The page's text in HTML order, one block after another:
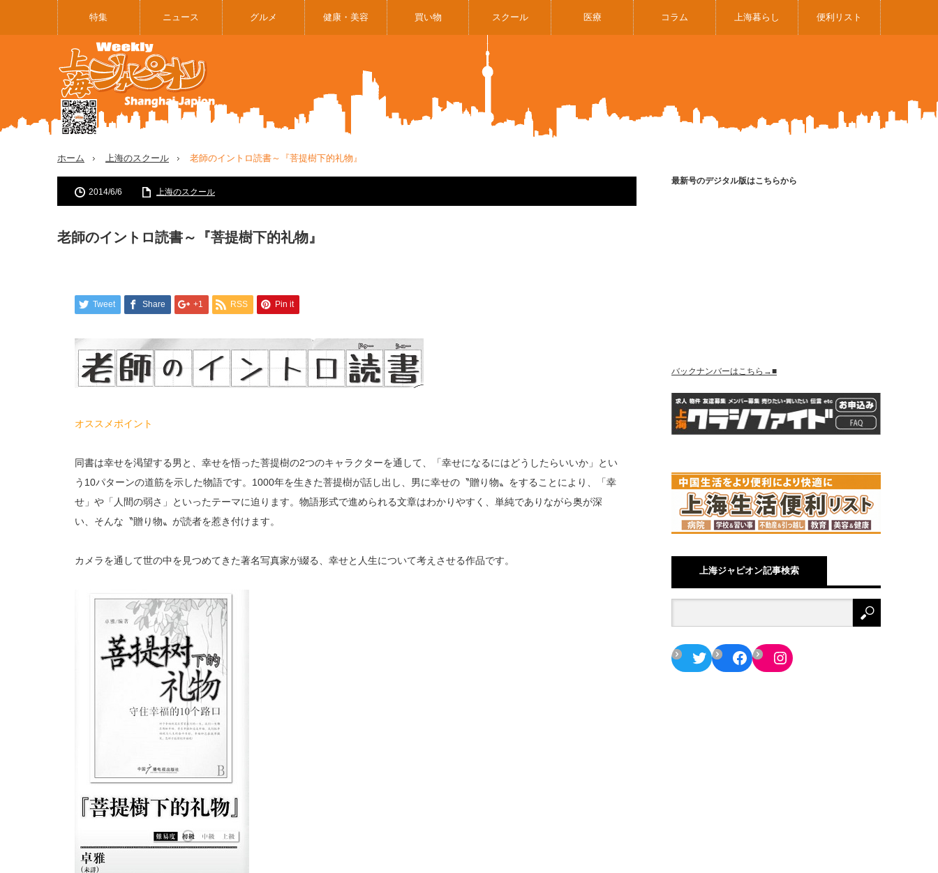
特集 ニュース グルメ 健康・美容 買い物 スクール 医療 コラム 上海暮らし 便利リスト
ホーム 上海のスクール 老師のイントロ読書～『菩提樹下的礼物』
2014/6/6 上海のスクール
老師のイントロ読書～『菩提樹下的礼物』
Tweet Share +1 RSS Pin it
オススメポイント
同書は幸せを渇望する男と、幸せを悟った菩提樹の2つのキャラクターを通して、「幸せになるにはどうしたらいいか」とい
う10パターンの道筋を示した物語です。1000年を生きた菩提樹が話し出し、男に幸せの〝贈り物〟をすることにより、「幸
せ」や「人間の弱さ」といったテーマに迫ります。物語形式で進められる文章はわかりやすく、単純でありながら奥が深
い、そんな〝贈り物〟が読者を惹き付けます。
カメラを通して世の中を見つめてきた著名写真家が綴る、幸せと人生について考えさせる作品です。
最新号のデジタル版はこちらから
バックナンバーはこちら→■
上海ジャピオン記事検索
TwitterFacebookInstagram